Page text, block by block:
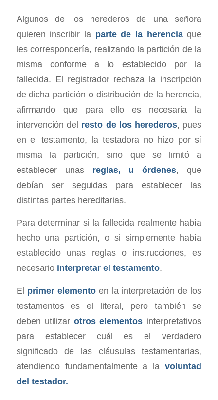
Algunos de los herederos de una señora
quieren inscribir la parte de la herenciaque
les correspondería, realizando la partición de la
misma conforme a lo establecido por la
fallecida. El registrador rechaza la inscripción
de dicha partición o distribución de la herencia,
afirmando que para ello es necesaria la
intervención del resto de los herederos, pues
en el testamento, la testadora no hizo por sí
misma la partición, sino que se limitó a
establecer unas reglas, u órdenes, que
debían ser seguidas para establecer las
distintas partes hereditarias.
Para determinar si la fallecida realmente había
hecho una partición, o si simplemente había
establecido unas reglas o instrucciones, es
necesario interpretar el testamento.
El primer elemento en la interpretación de los
testamentos es el literal, pero también se
deben utilizar otros elementos interpretativos
para establecer cuál es el verdadero
significado de las cláusulas testamentarias,
atendiendo fundamentalmente a lavoluntad
del testador.